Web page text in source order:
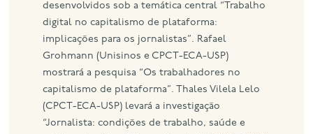
desenvolvidos sob a temática central “Trabalho
digital no capitalismo de plataforma:
implicações para os jornalistas”. Rafael
Grohmann (Unisinos e CPCT-ECA-USP)
mostrará a pesquisa “Os trabalhadores no
capitalismo de plataforma”. Thales Vilela Lelo
(CPCT-ECA-USP) levará a investigação
“Jornalista: condições de trabalho, saúde e